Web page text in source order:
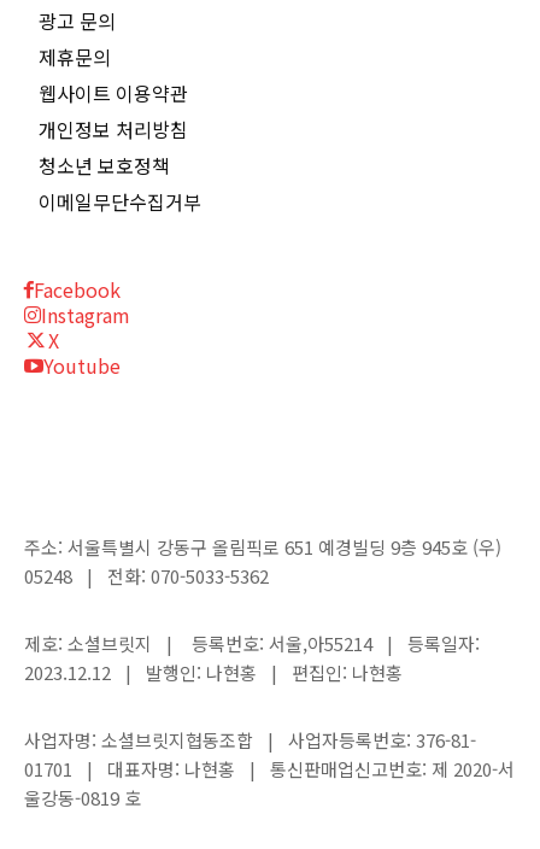
광고 문의
제휴문의
웹사이트 이용약관
개인정보 처리방침
청소년 보호정책
이메일무단수집거부
Facebook
Instagram
X
Youtube
주소: 서울특별시 강동구 올림픽로 651 예경빌딩 9층 945호 (우)
05248 | 전화: 070-5033-5362
제호: 소셜브릿지 | 등록번호: 서울,아55214 | 등록일자:
2023.12.12 | 발행인: 나현홍 | 편집인: 나현홍
사업자명: 소셜브릿지협동조합 | 사업자등록번호: 376-81-
01701 | 대표자명: 나현홍 | 통신판매업신고번호: 제 2020-서
울강동-0819 호